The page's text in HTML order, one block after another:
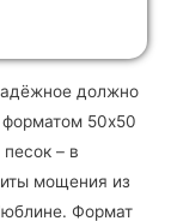
должно
50х50
– в
мощения из
Формат